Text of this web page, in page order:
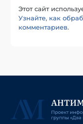
Этот сайт
Узнайте, как
комментариев.